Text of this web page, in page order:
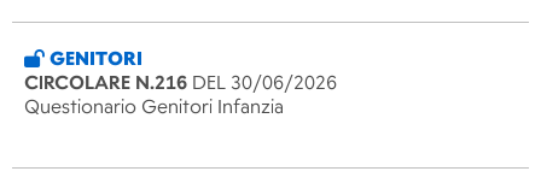
GENITORI
CIRCOLARE N.216 DEL 30/06/2026
Questionario Genitori Infanzia